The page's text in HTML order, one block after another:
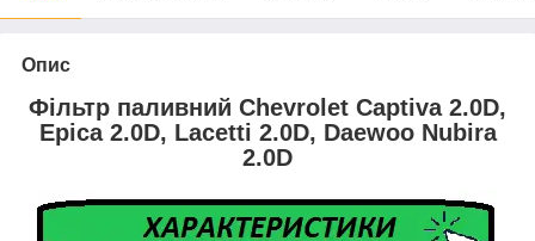
Опис
Фільтр паливний Chevrolet Captiva 2.0D,
Epica 2.0D, Lacetti 2.0D, Daewoo Nubira
2.0D